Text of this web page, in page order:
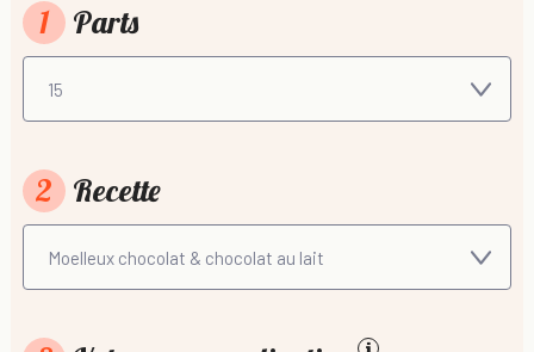
1 Parts
2 Recette